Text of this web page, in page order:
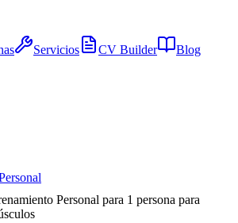
Servicios CV Builder Blog
Personal para 1 persona para